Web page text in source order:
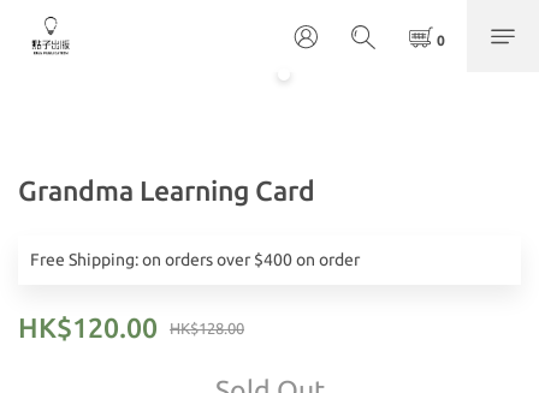
Grandma Learning Card
Free Shipping: on orders over $400 on order
HK$128.00
HK$120.00